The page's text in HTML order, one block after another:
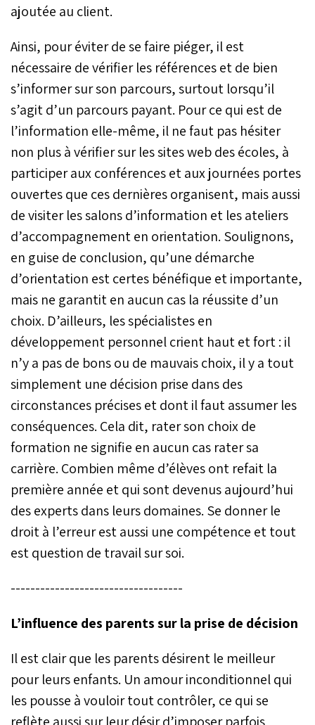
ajoutée au client.
Ainsi, pour éviter de se faire piéger, il est
nécessaire de vérifier les références et de bien
s’informer sur son parcours, surtout lorsqu’il
s’agit d’un parcours payant. Pour ce qui est de
l’information elle-même, il ne faut pas hésiter
non plus à vérifier sur les sites web des écoles, à
participer aux conférences et aux journées portes
ouvertes que ces dernières organisent, mais aussi
de visiter les salons d’information et les ateliers
d’accompagnement en orientation. Soulignons,
en guise de conclusion, qu’une démarche
d’orientation est certes bénéfique et importante,
mais ne garantit en aucun cas la réussite d’un
choix. D’ailleurs, les spécialistes en
développement personnel crient haut et fort : il
n’y a pas de bons ou de mauvais choix, il y a tout
simplement une décision prise dans des
circonstances précises et dont il faut assumer les
conséquences. Cela dit, rater son choix de
formation ne signifie en aucun cas rater sa
carrière. Combien même d’élèves ont refait la
première année et qui sont devenus aujourd’hui
des experts dans leurs domaines. Se donner le
droit à l’erreur est aussi une compétence et tout
est question de travail sur soi.
-----------------------------------
L’influence des parents sur la prise de décision
Il est clair que les parents désirent le meilleur
pour leurs enfants. Un amour inconditionnel qui
les pousse à vouloir tout contrôler, ce qui se